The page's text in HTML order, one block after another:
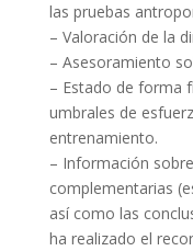
las pruebas
– Valoración de la
– Asesoramiento
– Estado de forma
umbrales de
entrenamiento.
– Información
complementarias
así como las
ha realizado el